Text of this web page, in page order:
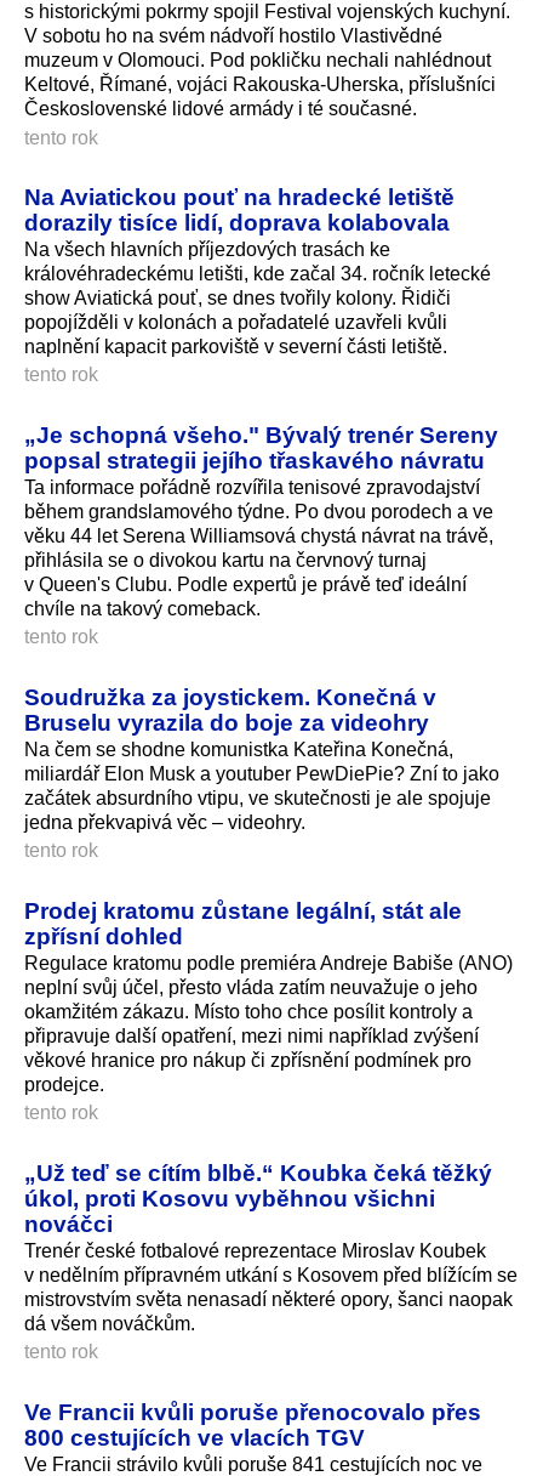
s historickými pokrmy spojil Festival vojenských kuchyní.
V sobotu ho na svém nádvoří hostilo Vlastivědné
muzeum v Olomouci. Pod pokličku nechali nahlédnout
Keltové, Římané, vojáci Rakouska-Uherska, příslušníci
Československé lidové armády i té současné.
tento rok
Na Aviatickou pouť na hradecké letiště
dorazily tisíce lidí, doprava kolabovala
Na všech hlavních příjezdových trasách ke
královéhradeckému letišti, kde začal 34. ročník letecké
show Aviatická pouť, se dnes tvořily kolony. Řidiči
popojížděli v kolonách a pořadatelé uzavřeli kvůli
naplnění kapacit parkoviště v severní části letiště.
tento rok
„Je schopná všeho." Bývalý trenér Sereny
popsal strategii jejího třaskavého návratu
Ta informace pořádně rozvířila tenisové zpravodajství
během grandslamového týdne. Po dvou porodech a ve
věku 44 let Serena Williamsová chystá návrat na trávě,
přihlásila se o divokou kartu na červnový turnaj
v Queen's Clubu. Podle expertů je právě teď ideální
chvíle na takový comeback.
tento rok
Soudružka za joystickem. Konečná v
Bruselu vyrazila do boje za videohry
Na čem se shodne komunistka Kateřina Konečná,
miliardář Elon Musk a youtuber PewDiePie? Zní to jako
začátek absurdního vtipu, ve skutečnosti je ale spojuje
jedna překvapivá věc – videohry.
tento rok
Prodej kratomu zůstane legální, stát ale
zpřísní dohled
Regulace kratomu podle premiéra Andreje Babiše (ANO)
neplní svůj účel, přesto vláda zatím neuvažuje o jeho
okamžitém zákazu. Místo toho chce posílit kontroly a
připravuje další opatření, mezi nimi například zvýšení
věkové hranice pro nákup či zpřísnění podmínek pro
prodejce.
tento rok
„Už teď se cítím blbě.“ Koubka čeká těžký
úkol, proti Kosovu vyběhnou všichni
nováčci
Trenér české fotbalové reprezentace Miroslav Koubek
v nedělním přípravném utkání s Kosovem před blížícím se
mistrovstvím světa nenasadí některé opory, šanci naopak
dá všem nováčkům.
tento rok
Ve Francii kvůli poruše přenocovalo přes
800 cestujících ve vlacích TGV
Ve Francii strávilo kvůli poruše 841 cestujících noc ve